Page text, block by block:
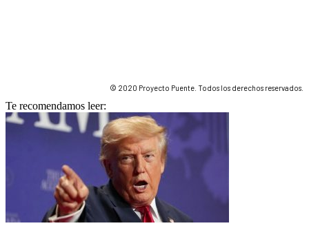
© 2020 Proyecto Puente. Todos los derechos reservados.
Te recomendamos leer: